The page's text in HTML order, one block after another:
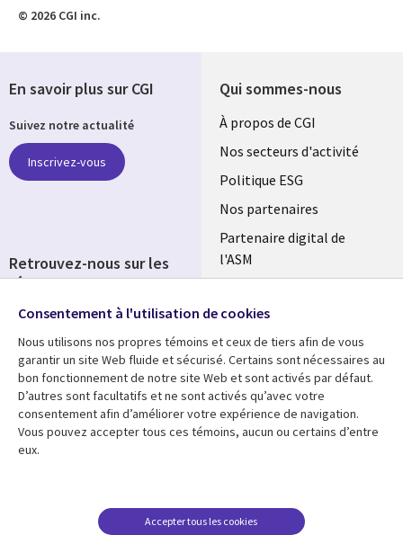
© 2026 CGI inc.
Qui sommes-nous
Useful
links
FRANCE
À propos de CGI
Nos secteurs d'activité
Politique ESG
Nos partenaires
Partenaire digital de
l'ASM
Fusions
Ressources
Library
Links
Articles
Blog
Support
Legal
Accessibilité
conditions juridiques
En savoir plus sur CGI
Suivez notre actualité
Inscrivez-vous
Retrouvez-nous sur les
réseaux
Social
Media
FRANCE
Consentement à l'utilisation de cookies
Nous utilisons nos propres témoins et ceux de tiers afin de vous
garantir un site Web fluide et sécurisé. Certains sont nécessaires au
bon fonctionnement de notre site Web et sont activés par défaut.
D’autres sont facultatifs et ne sont activés qu’avec votre
consentement afin d’améliorer votre expérience de navigation.
Vous pouvez accepter tous ces témoins, aucun ou certains d’entre
eux.
Accepter tous les cookies